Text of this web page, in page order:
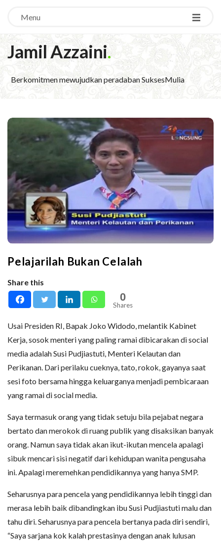
Menu
Jamil Azzaini.
Berkomitmen mewujudkan peradaban SuksesMulia
Pelajarilah Bukan Celalah
Share this
0
Shares
Usai Presiden RI, Bapak Joko Widodo, melantik Kabinet
Kerja, sosok menteri yang paling ramai dibicarakan di social
media adalah Susi Pudjiastuti, Menteri Kelautan dan
Perikanan. Dari perilaku cueknya, tato, rokok, gayanya saat
sesi foto bersama hingga keluarganya menjadi pembicaraan
yang ramai di social media.
Saya termasuk orang yang tidak setuju bila pejabat negara
bertato dan merokok di ruang publik yang disaksikan banyak
orang. Namun saya tidak akan ikut-ikutan mencela apalagi
sibuk mencari sisi negatif dari kehidupan wanita pengusaha
ini. Apalagi meremehkan pendidikannya yang hanya SMP.
Seharusnya para pencela yang pendidikannya lebih tinggi dan
merasa lebih baik dibandingkan ibu Susi Pudjiastuti malu dan
tahu diri. Seharusnya para pencela bertanya pada diri sendiri,
“Saya sarjana kok kalah prestasinya dengan anak lulusan